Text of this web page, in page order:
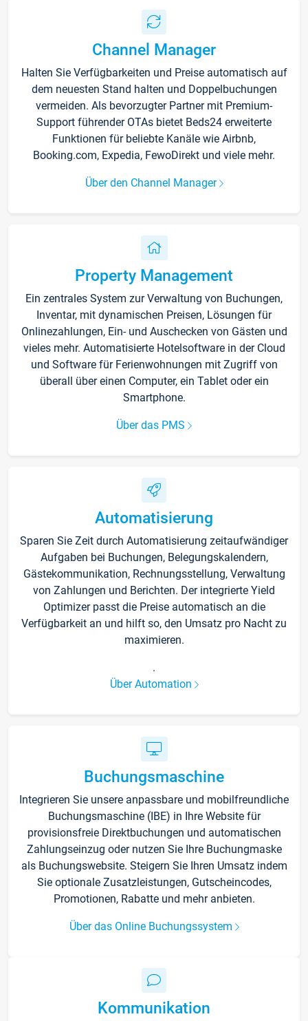
Channel Manager
Halten Sie Verfügbarkeiten und Preise automatisch auf
dem neuesten Stand halten und Doppelbuchungen
vermeiden. Als bevorzugter Partner mit Premium-
Support führender OTAs bietet Beds24 erweiterte
Funktionen für beliebte Kanäle wie Airbnb,
Booking.com, Expedia, FewoDirekt und viele mehr.
Über den Channel Manager
Property Management
Ein zentrales System zur Verwaltung von Buchungen,
Inventar, mit dynamischen Preisen, Lösungen für
Onlinezahlungen, Ein- und Auschecken von Gästen und
vieles mehr. Automatisierte Hotelsoftware in der Cloud
und Software für Ferienwohnungen mit Zugriff von
überall über einen Computer, ein Tablet oder ein
Smartphone.
Über das PMS
Automatisierung
Sparen Sie Zeit durch Automatisierung zeitaufwändiger
Aufgaben bei Buchungen, Belegungskalendern,
Gästekommunikation, Rechnungsstellung, Verwaltung
von Zahlungen und Berichten. Der integrierte Yield
Optimizer passt die Preise automatisch an die
Verfügbarkeit an und hilft so, den Umsatz pro Nacht zu
maximieren.
.
Über Automation
Buchungsmaschine
Integrieren Sie unsere anpassbare und mobilfreundliche
Buchungsmaschine (IBE) in Ihre Website für
provisionsfreie Direktbuchungen und automatischen
Zahlungseinzug oder nutzen Sie Ihre Buchungmaske
als Buchungswebsite. Steigern Sie Ihren Umsatz indem
Sie optionale Zusatzleistungen, Gutscheincodes,
Promotionen, Rabatte und mehr anbieten.
Über das Online Buchungssystem
Kommunikation